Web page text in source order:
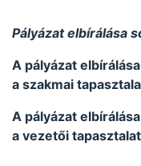
Pályázat elbírálása
A pályázat
a szakmai
A pályázat
a vezetői